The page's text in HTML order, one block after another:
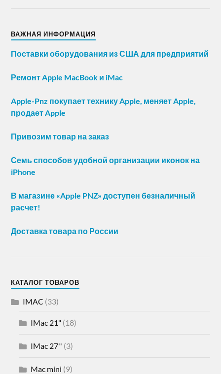
ВАЖНАЯ ИНФОРМАЦИЯ
Поставки оборудования из США для предприятий
Ремонт Apple MacBook и iMac
Apple-Pnz покупает технику Apple, меняет Apple,
продает Apple
Привозим товар на заказ
Семь способов удобной организации иконок на
iPhone
В магазине «Apple PNZ» доступен безналичный
расчет!
Доставка товара по России
КАТАЛОГ ТОВАРОВ
IMAC (33)
IMac 21" (18)
IMac 27'' (3)
Mac mini (9)